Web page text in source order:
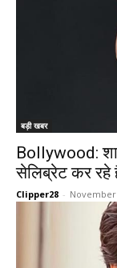
बड़ी खबर
Bollywood:
सेलिब्रेट कर रहे
Clipper28 - November